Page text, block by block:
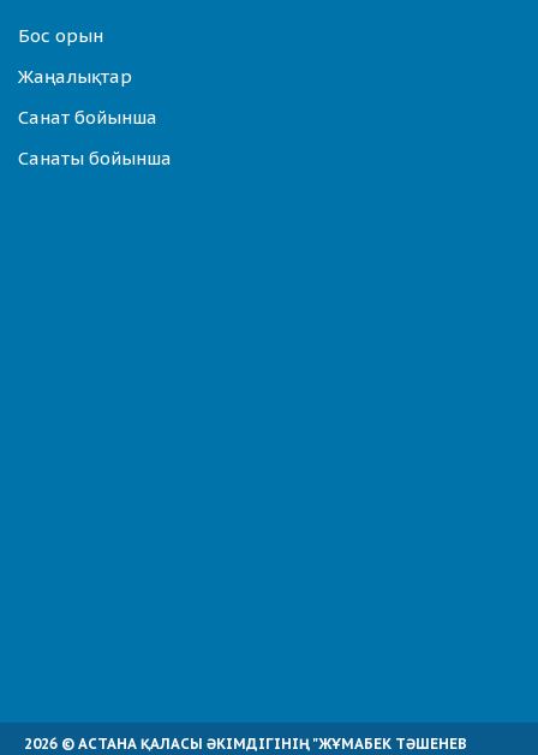
Бос орын
Жаңалықтар
Санат бойынша
Санаты бойынша
2026 © АСТАНА ҚАЛАСЫ ӘКІМДІГІНІҢ "ЖҰМАБЕК ТӘШЕНЕВ